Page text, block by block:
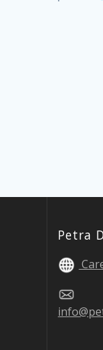
Petra